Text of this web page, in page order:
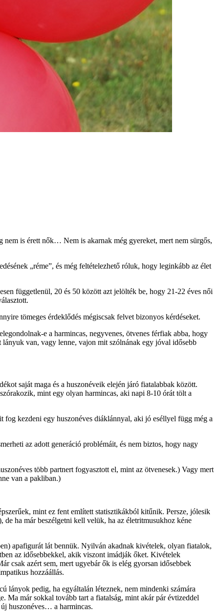
nem is érett nők… Nem is akarnak még gyereket, mert nem sürgős,
„réme”, és még feltételezhető róluk, hogy leginkább az élet
függetlenül, 20 és 50 között azt jelölték be, hogy 21-22 éves női
tömeges érdeklődés mégiscsak felvet bizonyos kérdéseket.
e a harmincas, negyvenes, ötvenes férfiak abba, hogy
van, vagy lenne, vajon mit szólnának egy jóval idősebb
saját maga és a huszonéveik elején járó fiatalabbak között.
mint egy olyan harmincas, aki napi 8-10 órát tölt a
kezdeni egy huszonéves diáklánnyal, aki jó eséllyel függ még a
az adott generáció problémáit, és nem biztos, hogy nagy
több partnert fogyasztott el, mint az ötvenesek.) Vagy mert
van a pakliban.)
mint ez fent említett statisztikákból kitűnik. Persze, jólesik
de ha már beszélgetni kell velük, ha az életritmusukhoz kéne
apafigurát lát bennük. Nyilván akadnak kivételek, olyan fiatalok,
az idősebbekkel, akik viszont imádják őket. Kivételek
csak azért sem, mert ugyebár ők is elég gyorsan idősebbek
hozzáállás.
lányok pedig, ha egyáltalán léteznek, nem mindenki számára
Ma már sokkal tovább tart a fiatalság, mint akár pár évtizeddel
huszonéves… a harmincas.